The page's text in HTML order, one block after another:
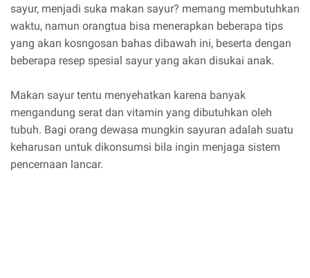
sayur, menjadi suka makan sayur? memang membutuhkan
waktu, namun orangtua bisa menerapkan beberapa tips
yang akan kosngosan bahas dibawah ini, beserta dengan
beberapa resep spesial sayur yang akan disukai anak.
Makan sayur tentu menyehatkan karena banyak
mengandung serat dan vitamin yang dibutuhkan oleh
tubuh. Bagi orang dewasa mungkin sayuran adalah suatu
keharusan untuk dikonsumsi bila ingin menjaga sistem
pencernaan lancar.